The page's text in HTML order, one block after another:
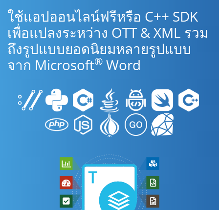
ใช้แอปออนไลน์ฟรีหรือ C++ SDK
เพื่อแปลงระหว่าง OTT & XML รวม
ถึงรูปแบบยอดนิยมหลายรูปแบบ
จาก Microsoft® Word